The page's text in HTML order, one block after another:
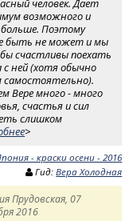
человек. Дает
возможного и
Поэтому
быть не может и мы
счастливы поехать
с ней (хотя обычно
самостоятельно).
Вере много - много
счастья и сил
слишком
>
- краски осени - 2016
Гид:Вера Холодная
Прудовская, 07
2016